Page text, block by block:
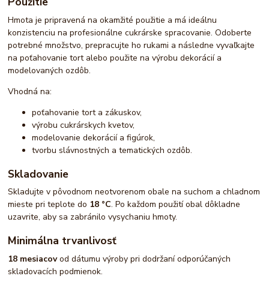
Hmota je pripravená na okamžité použitie a má ideálnu
konzistenciu na profesionálne cukrárske spracovanie. Odoberte
potrebné množstvo, prepracujte ho rukami a následne vyvaľkajte
na poťahovanie tort alebo použite na výrobu dekorácií a
modelovaných ozdôb.
Vhodná na:
poťahovanie tort a zákuskov,
výrobu cukrárskych kvetov,
modelovanie dekorácií a figúrok,
tvorbu slávnostných a tematických ozdôb.
Skladovanie
Skladujte v pôvodnom neotvorenom obale na suchom a chladnom
mieste pri teplote do 18 °C. Po každom použití obal dôkladne
uzavrite, aby sa zabránilo vysychaniu hmoty.
Minimálna trvanlivosť
18 mesiacovod dátumu výroby pri dodržaní odporúčaných
skladovacích podmienok.